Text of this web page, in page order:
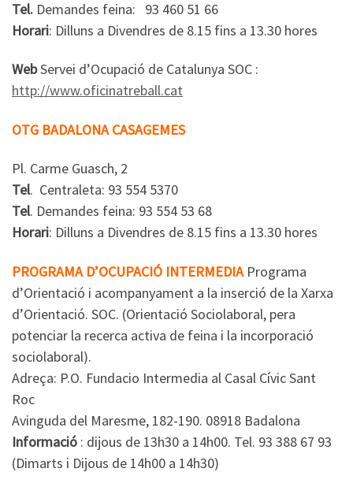
Tel. Demandes feina: 93 460 51 66
Horari: Dilluns a Divendres de 8.15 fins a 13.30 hores
WebServei d’Ocupació de Catalunya SOC :
http://www.oficinatreball.cat
OTG BADALONA CASAGEMES
Pl. Carme Guasch, 2
Tel. Centraleta: 93 554 5370
Tel. Demandes feina: 93 554 53 68
Horari: Dilluns a Divendres de 8.15 fins a 13.30 hores
PROGRAMA D’OCUPACIÓ INTERMEDIA Programa
d’Orientació i acompanyament a la inserció de la Xarxa
d’Orientació. SOC. (Orientació Sociolaboral, pera
potenciar la recerca activa de feina i la incorporació
sociolaboral).
Adreça: P.O. Fundacio Intermedia al Casal Cívic Sant
Roc
Avinguda del Maresme, 182-190. 08918 Badalona
Informació : dijous de 13h30 a 14h00. Tel. 93 388 67 93
(Dimarts i Dijous de 14h00 a 14h30)